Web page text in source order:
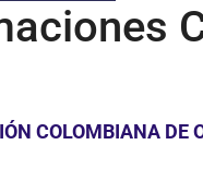
COLOMBIANA DE